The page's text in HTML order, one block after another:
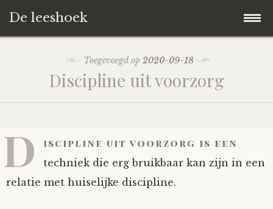
De leeshoek
De Leeshoek
Wie zijn we?
Het Biechthokje
De hele kast
Adventskalenders
HD-Archief
Het hele archief
Toegevoegd op 2020-09-18
Discipline uit voorzorg
D iscipline uit voorzorg is een
techniek die erg bruikbaar kan zijn in een
relatie met huiselijke discipline.